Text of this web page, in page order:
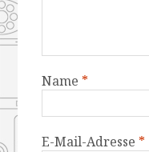
Name *
E-Mail-Adresse *